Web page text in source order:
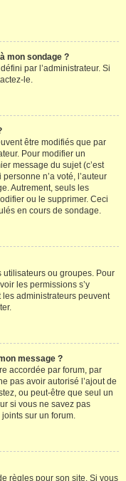
mon sondage ?
par l’administrateur. Si
le.
être modifiés que par
Pour modifier un
message du sujet (c’est
n’a voté, l’auteur
Autrement, seuls les
ou le supprimer. Ceci
en cours de sondage.
utilisateurs ou groupes. Pour
les permissions s’y
administrateurs peuvent
message ?
accordée par forum, par
pas avoir autorisé l’ajout de
ou peut-être que seul un
si vous ne savez pas
sur un forum.
règles pour son site. Si vous